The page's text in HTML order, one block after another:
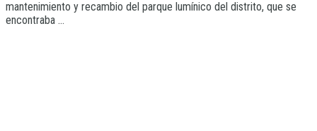
mantenimiento y recambio del parque lumínico del distrito, que se
encontraba ...